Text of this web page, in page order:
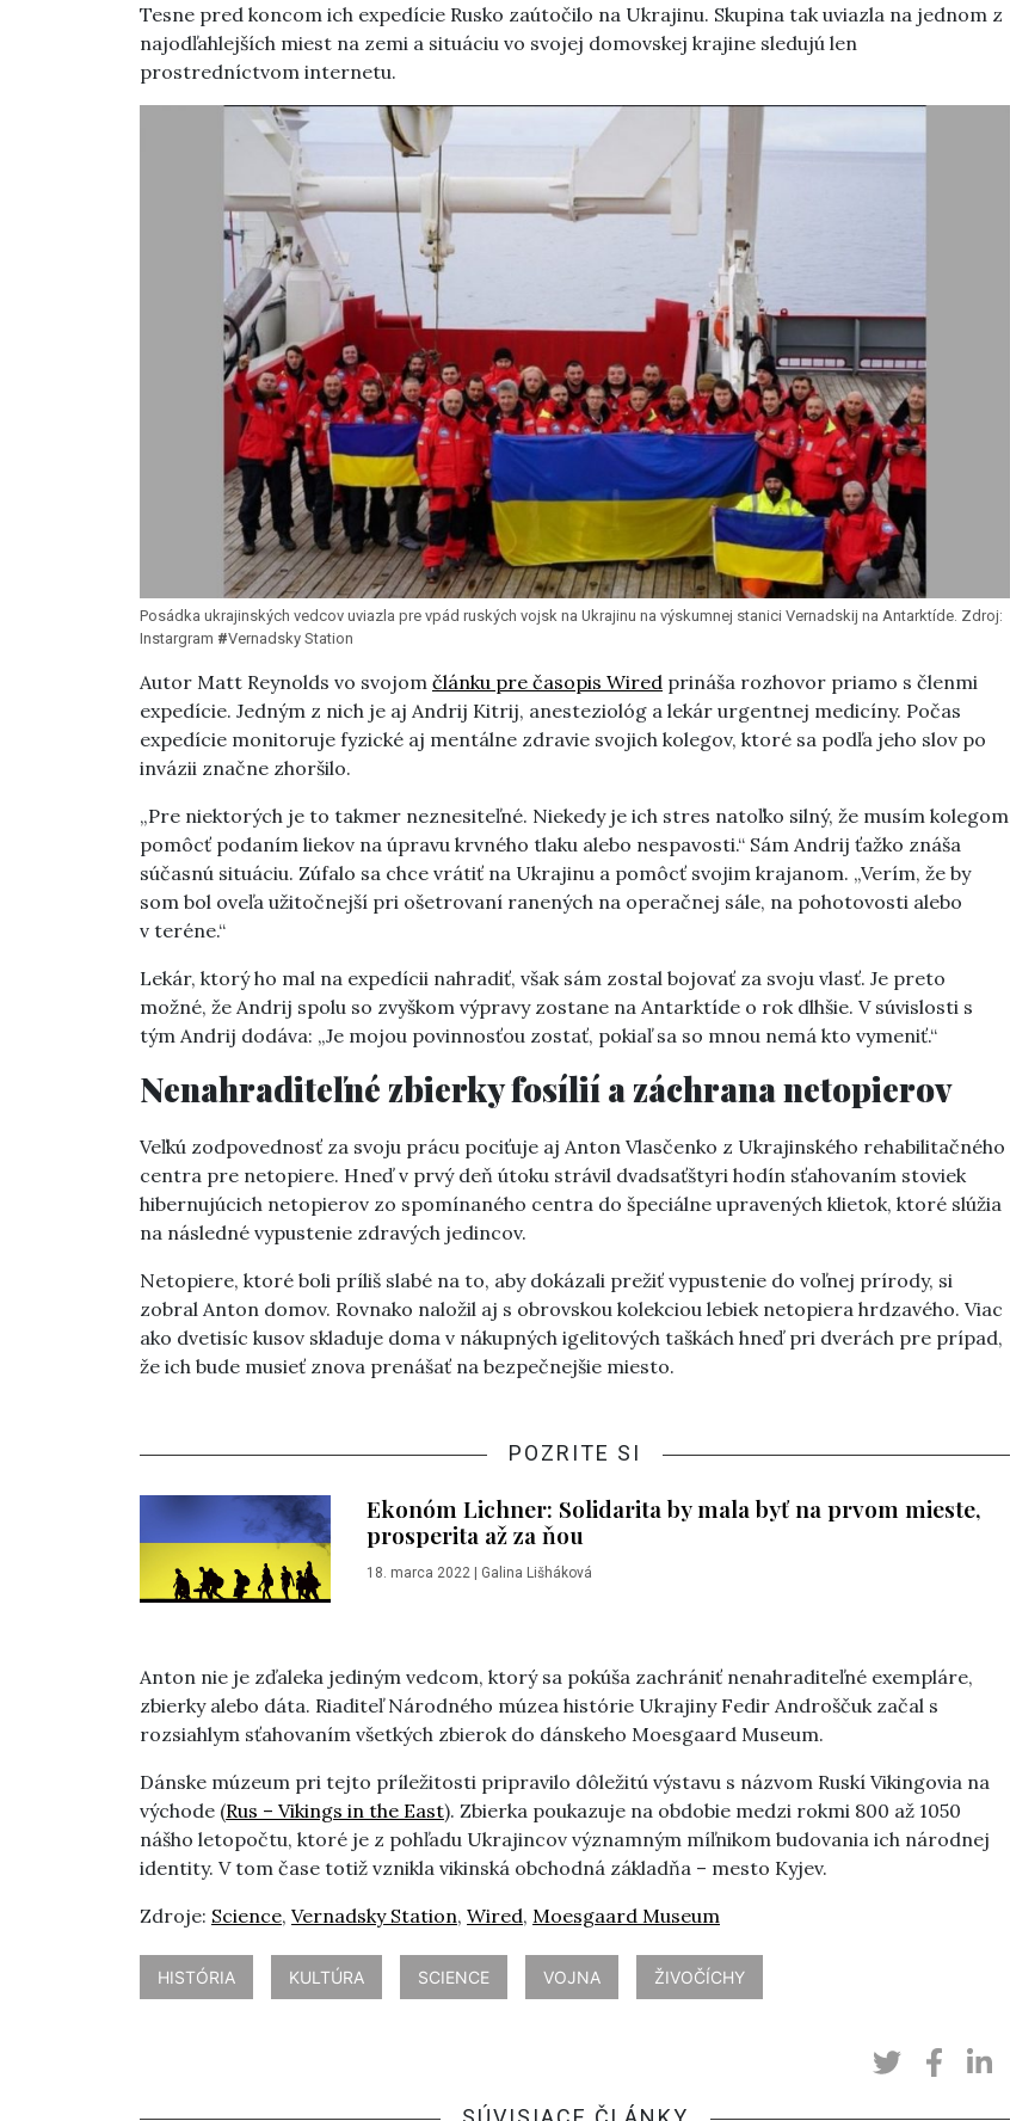
Tesne pred koncom ich expedície Rusko zaútočilo na Ukrajinu. Skupina tak uviazla na jednom z
najodľahlejších miest na zemi a situáciu vo svojej domovskej krajine sledujú len
prostredníctvom internetu.
Posádka ukrajinských vedcov uviazla pre vpád ruských vojsk na Ukrajinu na výskumnej stanici Vernadskij na Antarktíde. Zdroj:
Instargram #Vernadsky Station
Autor Matt Reynolds vo svojom článku pre časopis Wired prináša rozhovor priamo s členmi
expedície. Jedným z nich je aj Andrij Kitrij, anesteziológ a lekár urgentnej medicíny. Počas
expedície monitoruje fyzické aj mentálne zdravie svojich kolegov, ktoré sa podľa jeho slov po
invázii značne zhoršilo.
„Pre niektorých je to takmer neznesiteľné. Niekedy je ich stres natoľko silný, že musím kolegom
pomôcť podaním liekov na úpravu krvného tlaku alebo nespavosti.“ Sám Andrij ťažko znáša
súčasnú situáciu. Zúfalo sa chce vrátiť na Ukrajinu a pomôcť svojim krajanom. „Verím, že by
som bol oveľa užitočnejší pri ošetrovaní ranených na operačnej sále, na pohotovosti alebo
v teréne.“
Lekár, ktorý ho mal na expedícii nahradiť, však sám zostal bojovať za svoju vlasť. Je preto
možné, že Andrij spolu so zvyškom výpravy zostane na Antarktíde o rok dlhšie. V súvislosti s
tým Andrij dodáva: „Je mojou povinnosťou zostať, pokiaľ sa so mnou nemá kto vymeniť.“
Nenahraditeľné zbierky fosílií a záchrana netopierov
Veľkú zodpovednosť za svoju prácu pociťuje aj Anton Vlasčenko z Ukrajinského rehabilitačného
centra pre netopiere. Hneď v prvý deň útoku strávil dvadsaťštyri hodín sťahovaním stoviek
hibernujúcich netopierov zo spomínaného centra do špeciálne upravených klietok, ktoré slúžia
na následné vypustenie zdravých jedincov.
Netopiere, ktoré boli príliš slabé na to, aby dokázali prežiť vypustenie do voľnej prírody, si
zobral Anton domov. Rovnako naložil aj s obrovskou kolekciou lebiek netopiera hrdzavého. Viac
ako dvetisíc kusov skladuje doma v nákupných igelitových taškách hneď pri dverách pre prípad,
že ich bude musieť znova prenášať na bezpečnejšie miesto.
POZRITE SI
Ekonóm Lichner: Solidarita by mala byť na prvom mieste,
prosperita až za ňou
18. marca 2022 | Galina Lišháková
Anton nie je zďaleka jediným vedcom, ktorý sa pokúša zachrániť nenahraditeľné exempláre,
zbierky alebo dáta. Riaditeľ Národného múzea histórie Ukrajiny Fedir Androščuk začal s
rozsiahlym sťahovaním všetkých zbierok do dánskeho Moesgaard Museum.
Dánske múzeum pri tejto príležitosti pripravilo dôležitú výstavu s názvom Ruskí Vikingovia na
východe (Rus – Vikings in the East). Zbierka poukazuje na obdobie medzi rokmi 800 až 1050
nášho letopočtu, ktoré je z pohľadu Ukrajincov významným míľnikom budovania ich národnej
identity. V tom čase totiž vznikla vikinská obchodná základňa – mesto Kyjev.
Zdroje: Science, Vernadsky Station, Wired, Moesgaard Museum
HISTÓRIA KULTÚRA SCIENCE VOJNA ŽIVOČÍCHY